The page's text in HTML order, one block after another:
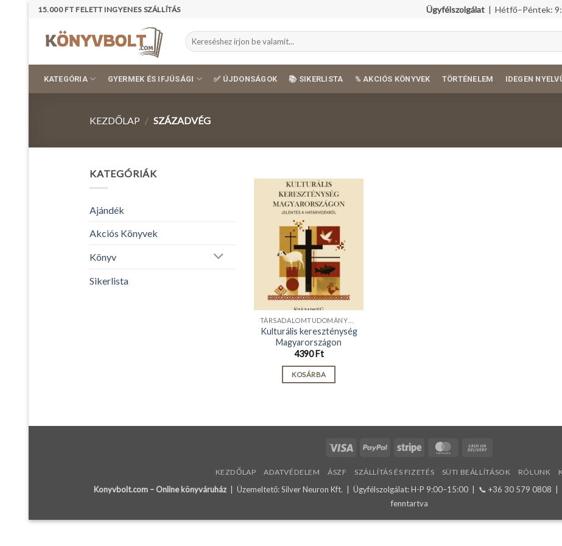
Skip
content
15.000 FT FELETT INGYENES SZÁLLÍTÁS Ügyfélszolgálat | Hétfő–Péntek:
Keresés
a
KATEGÓRIA GYERMEK ÉS IFJÚSÁGI ✅ ÚJDONSÁGOK 📚 SIKERLISTA % AKCIÓS KÖNYVEK TÖRTÉNELEM IDEGEN
KEZDŐLAP / SZÁZADVÉG
KATEGÓRIÁK
Ajándék
Akciós Könyvek
Könyv
Sikerlista
Kulturális kereszténység
Magyarországon
4390Ft
KOSÁRBA
Visa PayPal Stripe MasterCard
Delivery
KEZDŐLAP ADATVÉDELEM ÁSZF SZÁLLÍTÁS ÉS FIZETÉS SÜTI BEÁLLÍTÁSOK RÓLUNK
Konyvbolt.com – Online könyváruház| Üzemeltető: Silver Neuron Kft. | Ügyfélszolgálat: H-P 9:00–15:00 | 📞 +36 30 579 0808 |
fenntartva